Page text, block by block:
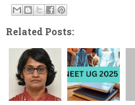
Related Posts: